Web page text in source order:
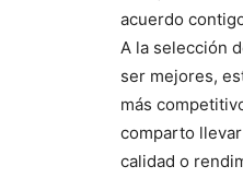
acuerdo
A la selección
ser mejores,
más
comparto
calidad o